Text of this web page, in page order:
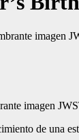
imagen
de una